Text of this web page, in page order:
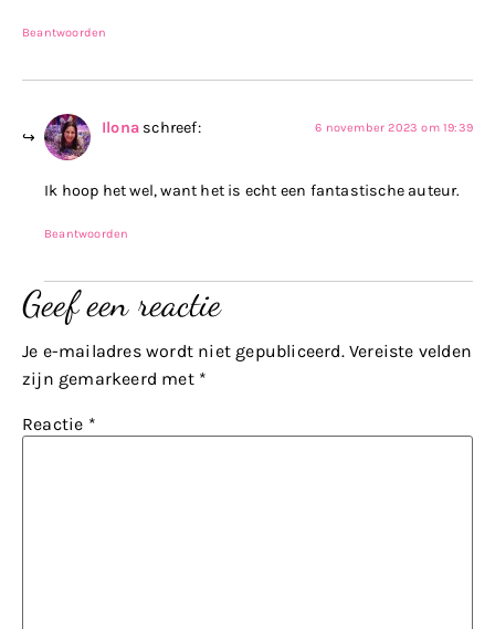
Beantwoorden
Ilona schreef: 6 november 2023 om 19:39
Ik hoop het wel, want het is echt een fantastische auteur.
Beantwoorden
Geef een reactie
Je e-mailadres wordt niet gepubliceerd. Vereiste velden
zijn gemarkeerd met *
Reactie *